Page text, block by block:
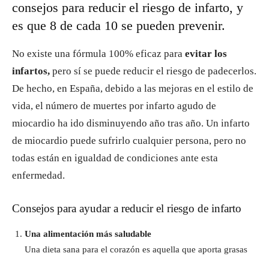
consejos para reducir el riesgo de infarto, y
es que 8 de cada 10 se pueden prevenir.
No existe una fórmula 100% eficaz para evitar los
infartos, pero sí se puede reducir el riesgo de padecerlos.
De hecho, en España, debido a las mejoras en el estilo de
vida, el número de muertes por infarto agudo de
miocardio ha ido disminuyendo año tras año. Un infarto
de miocardio puede sufrirlo cualquier persona, pero no
todas están en igualdad de condiciones ante esta
enfermedad.
Consejos para ayudar a reducir el riesgo de infarto
Una alimentación más saludable
Una dieta sana para el corazón es aquella que aporta grasas